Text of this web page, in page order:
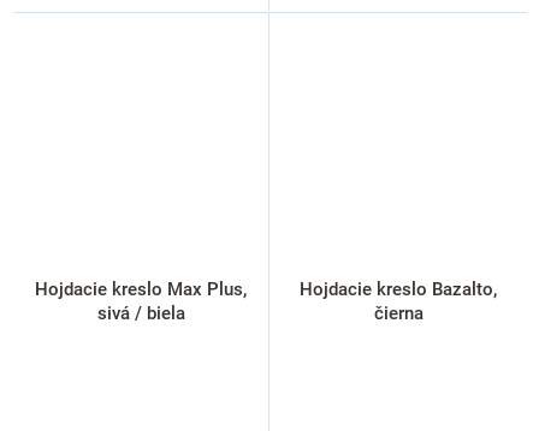
Hojdacie kreslo Max Plus,
sivá / biela
Hojdacie kreslo Bazalto,
čierna